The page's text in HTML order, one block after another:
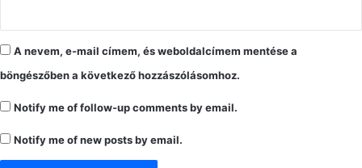
A nevem, e-mail címem, és weboldalcímem mentése a
böngészőben a következő hozzászólásomhoz.
Notify me of follow-up comments by email.
Notify me of new posts by email.